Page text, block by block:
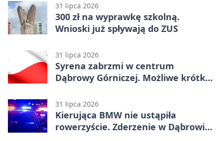
31 lipca 2026
300 zł na wyprawkę szkolną.
Wnioski już spływają do ZUS
31 lipca 2026
Syrena zabrzmi w centrum
Dąbrowy Górniczej. Możliwe krótkie
31 lipca 2026
Kierująca BMW nie ustąpiła
rowerzyście. Zderzenie w Dąbrowie